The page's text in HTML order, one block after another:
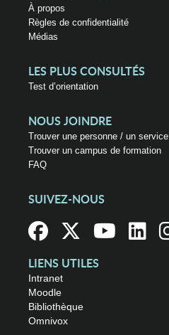
À propos
Règles de confidentialité
Médias
LES PLUS CONSULTÉS
Test d’orientation
NOUS JOINDRE
Trouver une personne / un service
Trouver un campus de formation
FAQ
SUIVEZ-NOUS
LIENS UTILES
Intranet
Moodle
Bibliothèque
Omnivox